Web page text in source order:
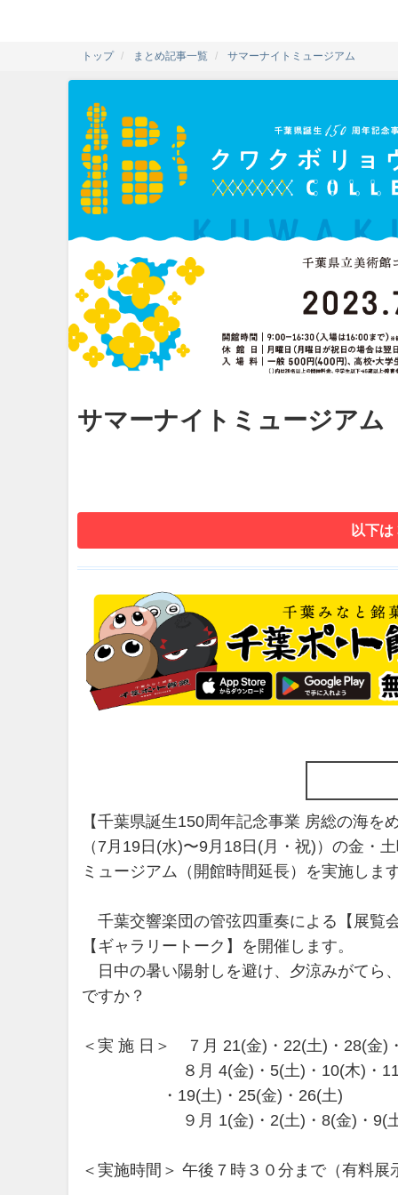
トップ まとめ記事一覧 サマーナイトミュージアム
サマーナイトミュージアム
以下
【千葉県誕生150周年記念事業 房総の海を
（7月19日(水)〜9月18日(月・祝)）の金・
ミュージアム（開館時間延長）を実施しま
千葉交響楽団の管弦四重奏による【展覧
【ギャラリートーク】を開催します。
日中の暑い陽射しを避け、夕涼みがてら
ですか？
＜実 施 日＞ ７月 21(金)・22(土)・28(金)
８月 4(金)・5(土)・10(木)・11(金
・19(土)・25(金)・26(土)
９月 1(金)・2(土)・8(金)・9(土)・
＜実施時間＞ 午後７時３０分まで（有料